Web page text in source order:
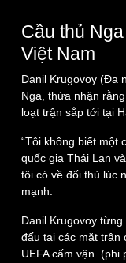
Đảng
Tổ chức nhân sự
Quốc hội
Nhận diện sự thật
Cầu thủ
Việt Nam
Danil Krugovoy (Đa
Nga, thừa nhận
loạt trận sắp tới tại
“Tôi không biết một
quốc gia Thái Lan
tôi có về đối thủ lúc
mạnh.
Danil Krugovoy
đấu tại các mặt trận
UEFA cấm vận. (phi